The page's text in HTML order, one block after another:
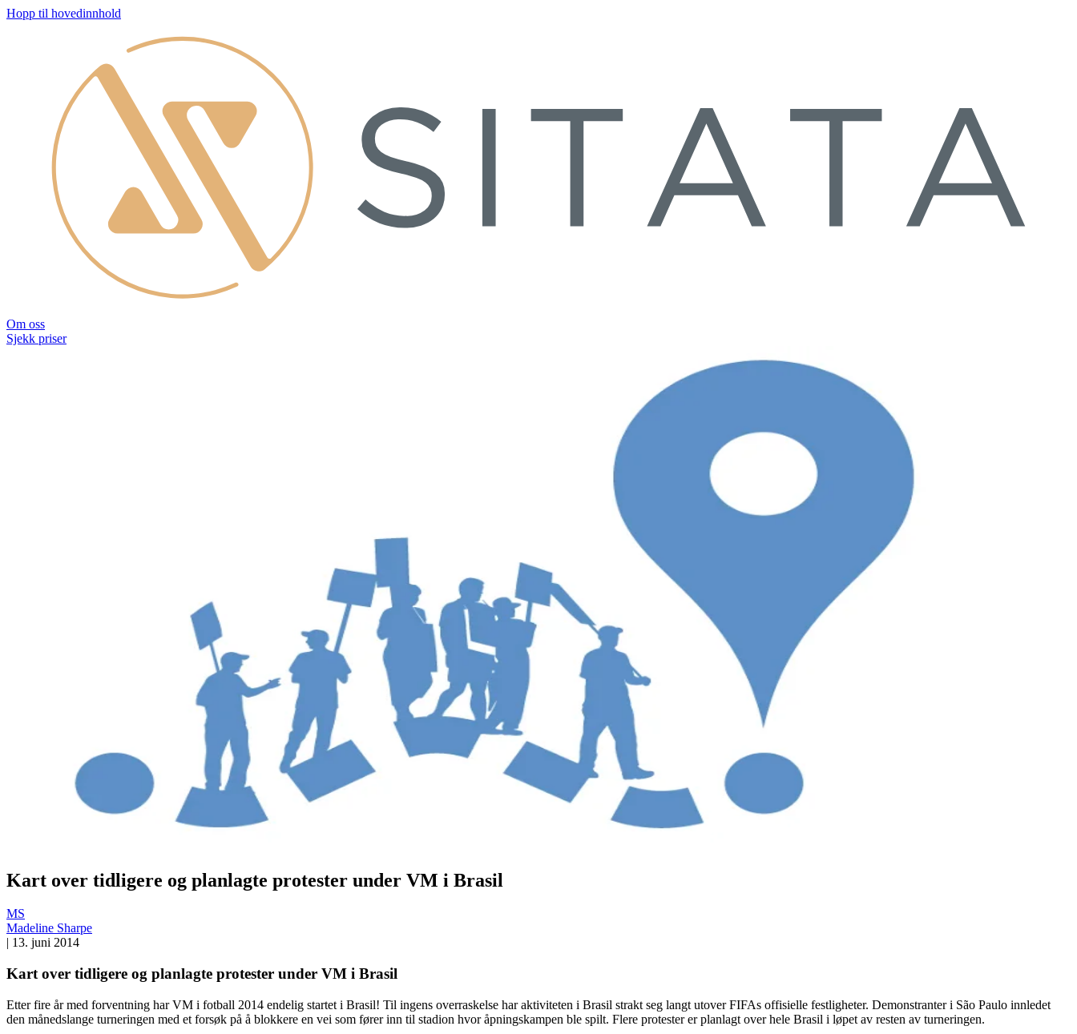
Hopp til hovedinnhold
Om oss
Sjekk priser
Kart over tidligere og planlagte protester under VM i Brasil
MS
Madeline Sharpe
| 13. juni 2014
Kart over tidligere og planlagte protester under VM i Brasil
Etter fire år med forventning har VM i fotball 2014 endelig startet i Brasil! Til ingens overraskelse har aktiviteten i Brasil strakt seg langt utover FIFAs offisielle festligheter. Demonstranter i São Paulo innledet
den månedslange turneringen med et forsøk på å blokkere en vei som fører inn til stadion hvor åpningskampen ble spilt. Flere protester er planlagt over hele Brasil i løpet av resten av turneringen.